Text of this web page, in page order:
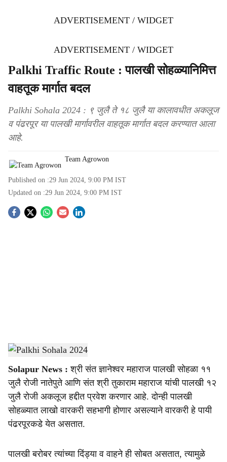
ADVERTISEMENT / WIDGET
ADVERTISEMENT / WIDGET
Palkhi Traffic Route : पालखी सोहळ्यानिमित्त
वाहतूक मार्गात बदल
Palkhi Sohala 2024 : ९ जुलै ते १८ जुलै या कालावधीत अकलूज
व पंढरपूर या पालखी मार्गावरील वाहतूक मार्गात बदल करण्यात आला
आहे.
Team Agrowon
Published on :29 Jun 2024, 9:00 PM IST
Updated on :29 Jun 2024, 9:00 PM IST
S
a
r
e
Palkhi Sohala 2024- Agrowon
Solapur News : श्री संत ज्ञानेश्‍वर महाराज पालखी सोहळा ११
जुलै रोजी नातेपुते आणि संत श्री तुकाराम महाराज यांची पालखी १२
जुलै रोजी अकलूज हद्दीत प्रवेश करणार आहे. दोन्ही पालखी
सोहळ्यात लाखो वारकरी सहभागी होणार असल्याने वारकरी हे पायी
पंढरपूरकडे येत असतात.
पालखी बरोबर त्यांच्या दिंड्या व वाहने ही सोबत असतात, त्यामुळे